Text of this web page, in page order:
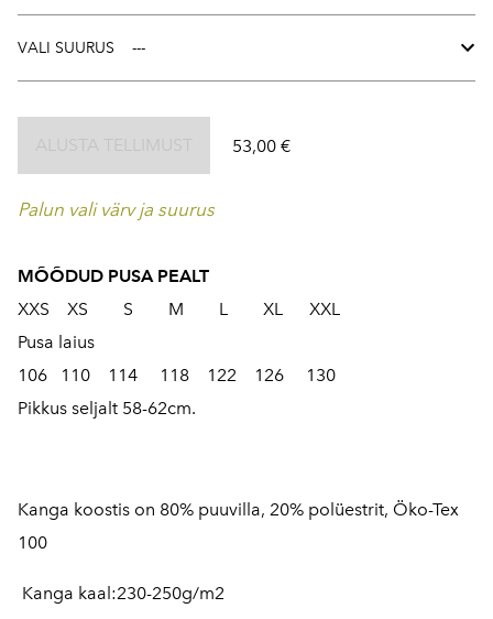
VALI SUURUS
53,00 €
Palun vali värv ja suurus
MÕÕDUD PUSA PEALT
XXS XS S M L XL XXL
Pusa laius
106 110 114 118 122 126 130
Pikkus seljalt 58-62cm.
Kanga koostis on 80% puuvilla, 20% polüestrit, Öko-Tex
100
Kanga kaal:230-250g/m2